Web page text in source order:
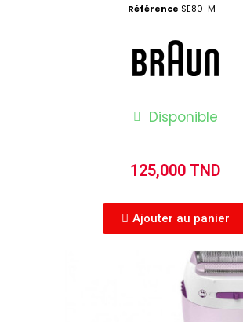
Référence SE80-M
Disponible
125,000 TND
Ajouter au panier